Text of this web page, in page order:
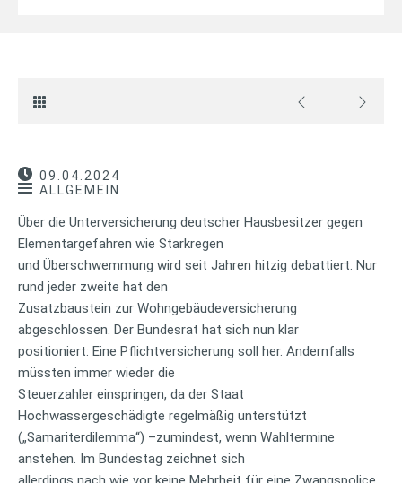
09.04.2024
ALLGEMEIN
Über die Unterversicherung deutscher Hausbesitzer gegen
Elementargefahren wie Starkregen
und Überschwemmung wird seit Jahren hitzig debattiert. Nur
rund jeder zweite hat den
Zusatzbaustein zur Wohngebäudeversicherung
abgeschlossen. Der Bundesrat hat sich nun klar
positioniert: Eine Pflichtversicherung soll her. Andernfalls
müssten immer wieder die
Steuerzahler einspringen, da der Staat
Hochwassergeschädigte regelmäßig unterstützt
(„Samariterdilemma“) –zumindest, wenn Wahltermine
anstehen. Im Bundestag zeichnet sich